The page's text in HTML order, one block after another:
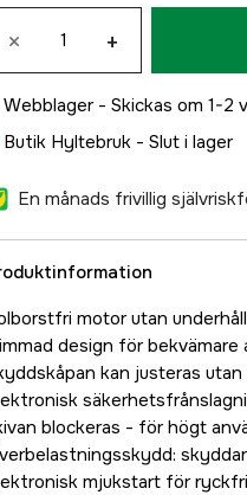
× +
Webblager - Skickas om 1-2
Butik Hyltebruk - Slut i lager
En månads frivillig
motor utan
design för bekvämare
kan justeras
blockeras - för högt
mjukstart för